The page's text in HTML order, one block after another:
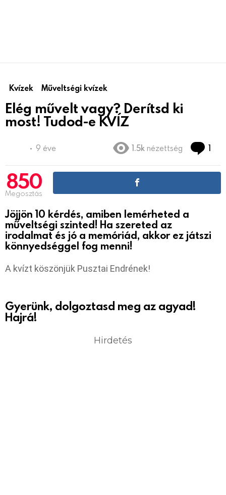
Kvízek Műveltségi kvízek
Elég művelt vagy? Derítsd ki
most! Tudod-e KVÍZ
9 éve 1.5k nézettség 1
850
Megosztás
Jöjjön 10 kérdés, amiben lemérheted a
műveltségi szinted! Ha szereted az
irodalmat és jó a memóriád, akkor ez játszi
könnyedséggel fog menni!
A kvízt köszönjük Pusztai Endrének!
Gyerünk, dolgoztasd meg az agyad!
Hajrá!
Hirdetés